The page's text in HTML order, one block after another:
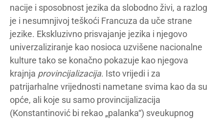
nacije i sposobnost jezika da slobodno živi, a razlog
je i nesumnjivoj teškoći Francuza da uče strane
jezike. Ekskluzivno prisvajanje jezika i njegovo
univerzaliziranje kao nosioca uzvišene nacionalne
kulture tako se konačno pokazuje kao njegova
krajnja provincijalizacija. Isto vrijedi i za
patrijarhalne vrijednosti nametane svima kao da su
opće, ali koje su samo provincijalizacija
(Konstantinović bi rekao „palanka“) sveukupnog